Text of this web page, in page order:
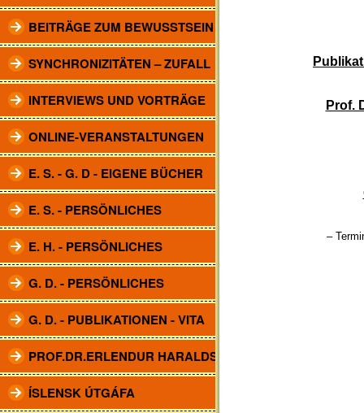
BEITRÄGE ZUM BEWUSSTSEIN
SYNCHRONIZITÄTEN – ZUFALL
INTERVIEWS UND VORTRÄGE
ONLINE-VERANSTALTUNGEN
E. S. - G. D - EIGENE BÜCHER
E. S. - PERSÖNLICHES
E. H. - PERSÖNLICHES
G. D. - PERSÖNLICHES
G. D. - PUBLIKATIONEN - VITA
PROF.DR.ERLENDUR HARALDSSON
ÍSLENSK ÚTGÁFA
Prof.
–